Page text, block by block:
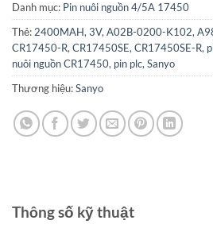
Danh mục: Pin nuôi nguồn 4/5A 17450
Thẻ: 2400MAH, 3V, A02B-0200-K102,
CR17450-R, CR17450SE, CR17450SE-R,
nuôi nguồn CR17450, pin plc, Sanyo
Thương hiệu:Sanyo
Thông số kỹ thuật